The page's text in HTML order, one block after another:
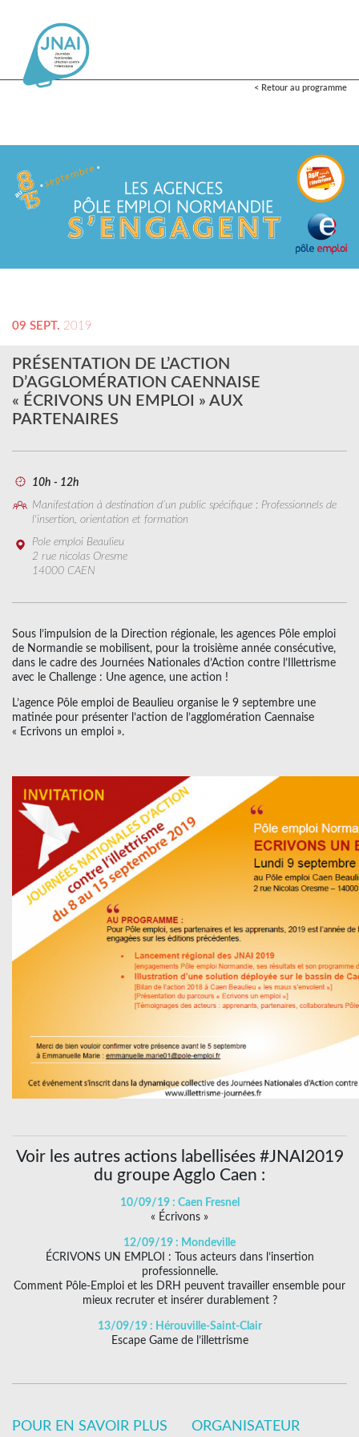
< Retour au programme
09 SEPT. 2019
PRÉSENTATION DE L’ACTION
D’AGGLOMÉRATION CAENNAISE
« ÉCRIVONS UN EMPLOI » AUX
PARTENAIRES
10h - 12h
Manifestation à destination d’un public spécifique : Professionnels de
l'insertion, orientation et formation
Pole emploi Beaulieu
2 rue nicolas Oresme
14000 CAEN
Sous l’impulsion de la Direction régionale, les agences Pôle emploi
de Normandie se mobilisent, pour la troisième année consécutive,
dans le cadre des Journées Nationales d’Action contre l’Illettrisme
avec le Challenge : Une agence, une action !
L’agence Pôle emploi de Beaulieu organise le 9 septembre une
matinée pour présenter l’action de l’agglomération Caennaise
« Ecrivons un emploi ».
Voir les autres actions labellisées #JNAI2019
du groupe Agglo Caen :
10/09/19 : Caen Fresnel
« Écrivons »
12/09/19 : Mondeville
ÉCRIVONS UN EMPLOI : Tous acteurs dans l’insertion
professionnelle.
Comment Pôle-Emploi et les DRH peuvent travailler ensemble pour
mieux recruter et insérer durablement ?
13/09/19 : Hérouville-Saint-Clair
Escape Game de l’illettrisme
POUR EN SAVOIR PLUS ORGANISATEUR